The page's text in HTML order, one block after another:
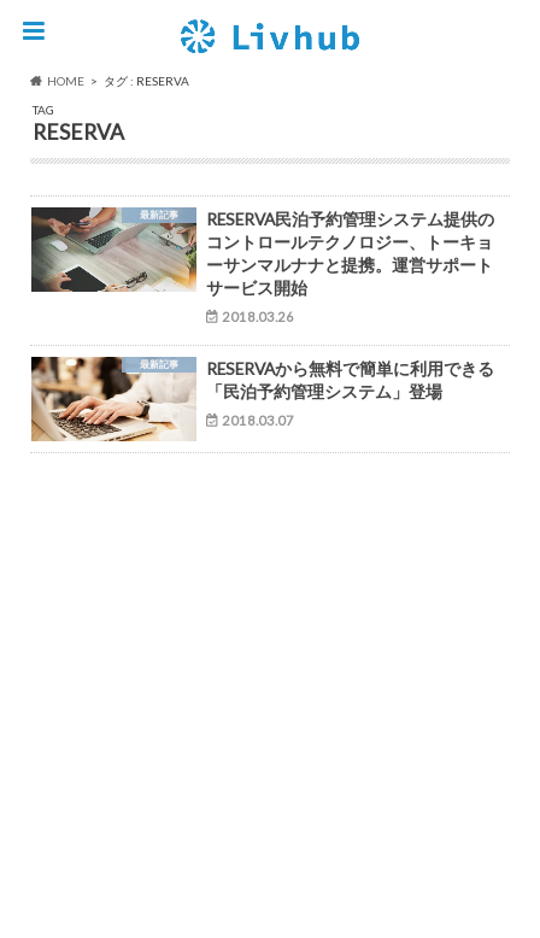
HOME
タグ : RESERVA
TAG
RESERVA
最新記事
RESERVA民泊予約管理システム提供の
コントロールテクノロジー、トーキョ
ーサンマルナナと提携。運営サポート
サービス開始
2018.03.26
最新記事
RESERVAから無料で簡単に利用できる
「民泊予約管理システム」登場
2018.03.07